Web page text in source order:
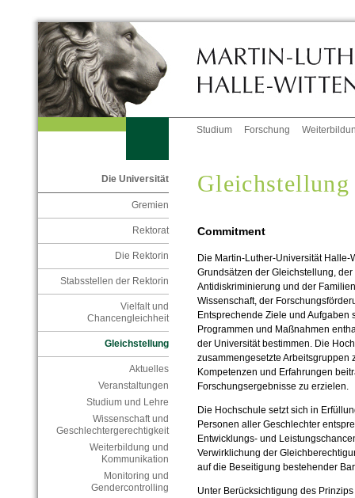
Studium Forschung
Die Universität
Gremien
Rektorat
Die Rektorin
Stabsstellen der Rektorin
Vielfalt und
Chancengleichheit
Gleichstellung
Aktuelles
Veranstaltungen
Studium und Lehre
Wissenschaft und
Geschlechtergerechtigkeit
Weiterbildung und
Kommunikation
Monitoring und
Gendercontrolling
Gleichstellung
Commitment
Die Martin-Luther-Universität
Grundsätzen der Gleichstellung,
Antidiskriminierung und der
Wissenschaft, der
Entsprechende Ziele und
Programmen und Maßnahmen
der Universität bestimmen. Die
zusammengesetzte Arbeitsgruppen
Kompetenzen und Erfahrungen
Forschungsergebnisse zu erzielen.
Die Hochschule setzt sich in
Personen aller Geschlechter
Entwicklungs- und
Verwirklichung der
auf die Beseitigung bestehender
Unter Berücksichtigung des